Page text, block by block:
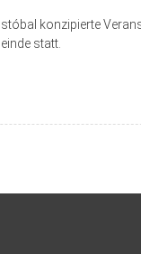
konzipierte
statt.